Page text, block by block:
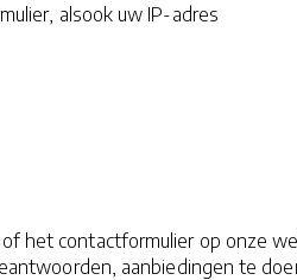
alsook uw IP-adres
of het contactformulier op onze
aanbiedingen te